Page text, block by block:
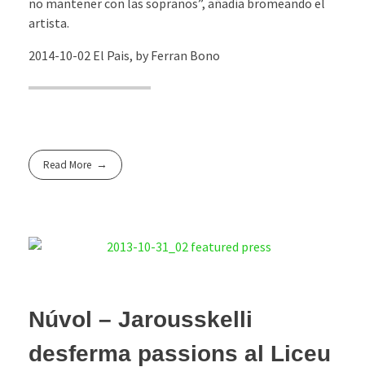
no mantener con las sopranos”, añadía bromeando el
artista.
2014-10-02 El Pais, by Ferran Bono
Read More
Núvol – Jarousskelli
desferma passions al Liceu